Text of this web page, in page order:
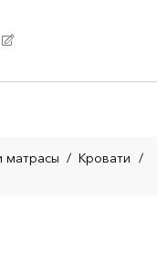
матрасы / Кровати /